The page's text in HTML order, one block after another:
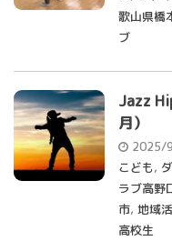
歌山県橋
ブ
Jazz
月）
2025/
こども,
ラブ高野
市, 地域
高校生